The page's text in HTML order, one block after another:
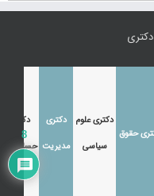
حقوق
دکتری علوم
سیاسی
دکتری
مدیریت
دکتری
حسابداری
8